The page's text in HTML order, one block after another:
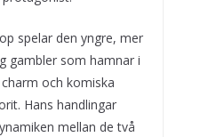
spelar den yngre, mer
gambler som hamnar i
och komiska
Hans handlingar
mellan de två